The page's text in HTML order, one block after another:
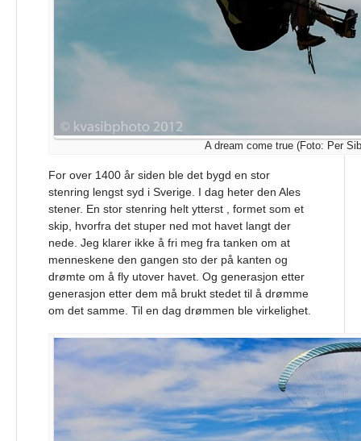
A dream come true (Foto: Per
For over 1400 år siden ble det bygd en stor
stenring lengst syd i Sverige. I dag heter den Ales
stener. En stor stenring helt ytterst , formet som et
skip, hvorfra det stuper ned mot havet langt der
nede. Jeg klarer ikke å fri meg fra tanken om at
menneskene den gangen sto der på kanten og
drømte om å fly utover havet. Og generasjon etter
generasjon etter dem må brukt stedet til å drømme
om det samme. Til en dag drømmen ble virkelighet.